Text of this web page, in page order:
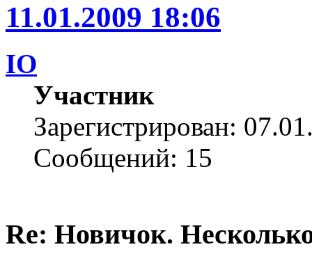
11.01.2009 18:06
IO
Участник
Зарегистрирован:
Сообщений: 15
Re: Новичок.